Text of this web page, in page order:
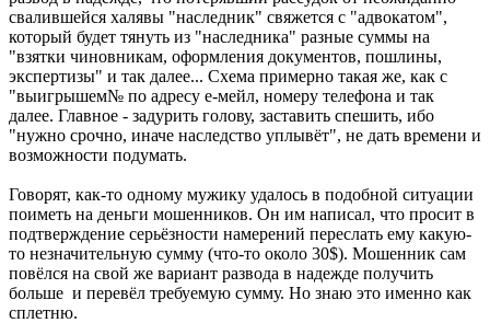
свалившейся халявы "наследник" свяжется с "адвокатом",
который будет тянуть из "наследника" разные суммы на
"взятки чиновникам, оформления документов, пошлины,
экспертизы" и так далее... Схема примерно такая же, как с
"выигрышем№ по адресу е-мейл, номеру телефона и так
далее. Главное - задурить голову, заставить спешить, ибо
"нужно срочно, иначе наследство уплывёт", не дать времени и
возможности подумать.
Говорят, как-то одному мужику удалось в подобной ситуации
поиметь на деньги мошенников. Он им написал, что просит в
подтверждение серьёзности намерений переслать ему какую-
то незначительную сумму (что-то около 30$). Мошенник сам
повёлся на свой же вариант развода в надежде получить
больше и перевёл требуемую сумму. Но знаю это именно как
сплетню.